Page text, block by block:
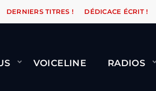
WARÉTRO ORANGE ROAD QUI
DERNIERS TITRES ! DÉDICACE ÉCRIT !
VOICELINE RADIOS